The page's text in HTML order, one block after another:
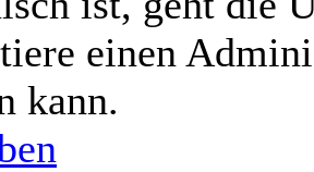
einen
kann.